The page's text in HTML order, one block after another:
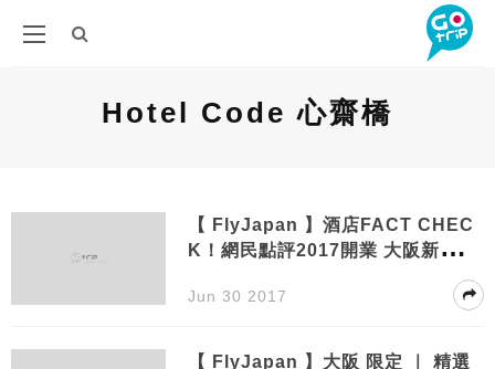
Hotel Code 心齋橋
【 FlyJapan 】酒店FACT CHEC
K！網民點評2017開業 大阪新酒店
（心齋橋、難波篇）｜附17-18年開
幕速報
Jun 30 2017
【 FlyJapan 】大阪 限定 ｜ 精選